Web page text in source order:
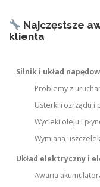
Najczęstsze
klienta
Silnik i układ
Problemy z
Usterki rozrządu i
Wycieki oleju i
Wymiana
Układ elektryczny i
Awaria